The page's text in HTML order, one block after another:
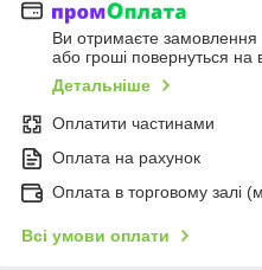
Ви отримаєте замовлення
або гроші повернуться на
Детальніше
Оплатити частинами
Оплата на рахунок
Оплата в торговому залі
Всі умови оплати